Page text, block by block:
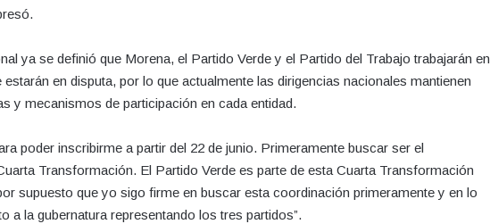
ya se definió que Morena, el Partido Verde y el Partido del Trabajo trabajarán en
en disputa, por lo que actualmente las dirigencias nacionales mantienen
y mecanismos de participación en cada entidad.
poder inscribirme a partir del 22 de junio. Primeramente buscar ser el
Transformación. El Partido Verde es parte de esta Cuarta Transformación
supuesto que yo sigo firme en buscar esta coordinación primeramente y en lo
a la gubernatura representando los tres partidos”.